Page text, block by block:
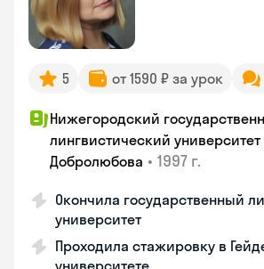
5 от 1590 ₽ за урок
Нижегородский
лингвистический
Добролюбова • 1997 г.
Окончила государственный
университет
Проходила стажировку в
университете